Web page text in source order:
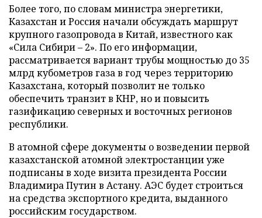
Более того, по словам министра энергетики,
Казахстан и Россия начали обсуждать маршрут
крупного газопровода в Китай, известного как
«Сила Сибири – 2». По его информации,
рассматривается вариант трубы мощностью до 35
млрд кубометров газа в год через территорию
Казахстана, который позволит не только
обеспечить транзит в КНР, но и повысить
газификацию северных и восточных регионов
республики.
В атомной сфере документы о возведении первой
казахстанской атомной электростанции уже
подписаны в ходе визита президента России
Владимира Путин в Астану. АЭС будет строиться
на средства экспортного кредита, выданного
российским государством.